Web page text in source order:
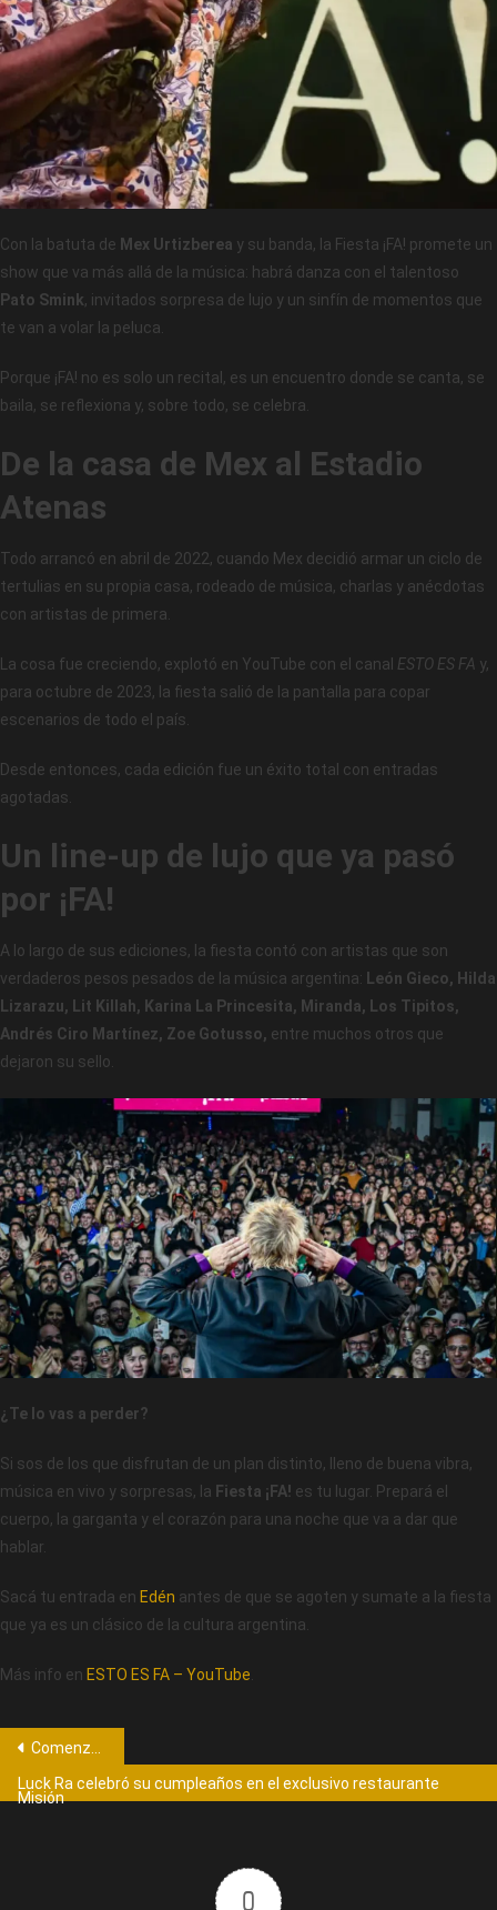
Con la batuta de Mex Urtizberea y su banda, la Fiesta ¡FA! promete un
show que va más allá de la música: habrá danza con el talentoso
Pato Smink, invitados sorpresa de lujo y un sinfín de momentos que
te van a volar la peluca.
Porque ¡FA! no es solo un recital, es un encuentro donde se canta, se
baila, se reflexiona y, sobre todo, se celebra.
De la casa de Mex al Estadio
Atenas
Todo arrancó en abril de 2022, cuando Mex decidió armar un ciclo de
tertulias en su propia casa, rodeado de música, charlas y anécdotas
con artistas de primera.
La cosa fue creciendo, explotó en YouTube con el canal ESTO ES FA y,
para octubre de 2023, la fiesta salió de la pantalla para copar
escenarios de todo el país.
Desde entonces, cada edición fue un éxito total con entradas
agotadas.
Un line-up de lujo que ya pasó
por ¡FA!
A lo largo de sus ediciones, la fiesta contó con artistas que son
verdaderos pesos pesados de la música argentina: León Gieco, Hilda
Lizarazu, Lit Killah, Karina La Princesita, Miranda, Los Tipitos,
Andrés Ciro Martínez, Zoe Gotusso, entre muchos otros que
dejaron su sello.
¿Te lo vas a perder?
Si sos de los que disfrutan de un plan distinto, lleno de buena vibra,
música en vivo y sorpresas, la Fiesta ¡FA! es tu lugar. Prepará el
cuerpo, la garganta y el corazón para una noche que va a dar que
hablar.
Sacá tu entrada en Edén antes de que se agoten y sumate a la fiesta
que ya es un clásico de la cultura argentina.
Más info en ESTO ES FA – YouTube
Comenzó la 57ª Edición del Festival Internacional de Peñas de Villa María con una Noche a Puro Folclore
Luck Ra celebró su cumpleaños en el exclusivo restaurante
Misión
0